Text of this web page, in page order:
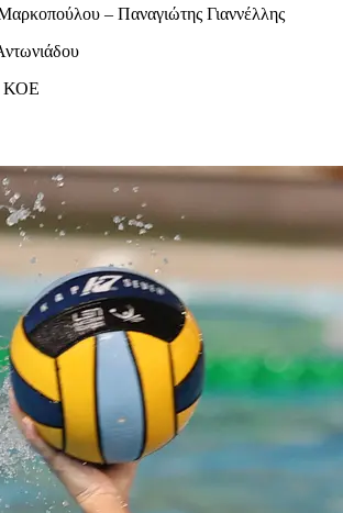
– Παναγιώτης Γιαννέλλης
ΚΟΕ